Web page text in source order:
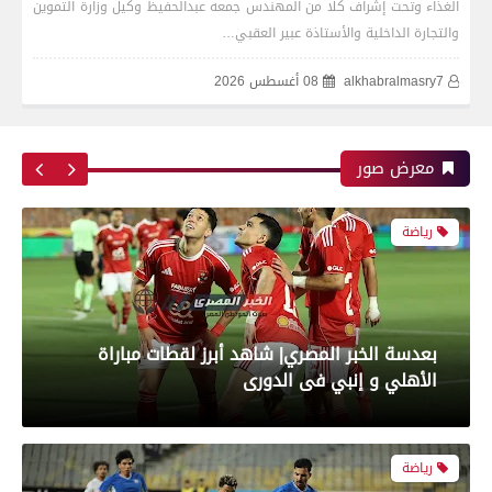
الغذاء وتحت إشراف كلا من المهندس جمعه عبدالحفيظ وكيل وزارة التموين
والتجارة الداخلية والأستاذة عبير العقبي…
alkhabralmasry7
08 أغسطس 2026
معرض صور
بعدسة الخبر المصري| شاهد أبرز لقطات مباراة زد و
بيراميدز فى نهائى كأس مصر
رياضة
بعدسة الخبر المصري| شاهد أبرز لقطات مباراة
الأهلي و إنبي فى الدورى
رياضة